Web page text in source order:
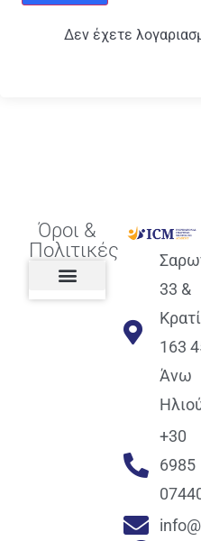
Δεν έχετε
Όροι &
Πολιτικές
33 &
163
Άνω
+30
6985